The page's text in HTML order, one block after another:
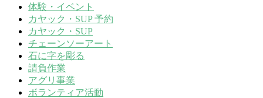
体験・イベント
カヤック・SUP 予約
カヤック・SUP
チェーンソーアート
石に字を彫る
請負作業
アグリ事業
ボランティア活動